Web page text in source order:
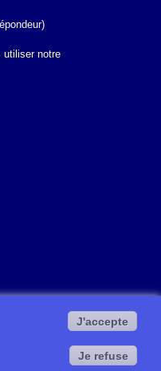
utiliser notre
J'accepte
Je refuse